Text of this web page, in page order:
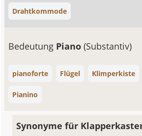
Drahtkommode
Bedeutung Piano(Substantiv)
pianoforte Flügel Klimperkiste
Pianino
Synonyme für